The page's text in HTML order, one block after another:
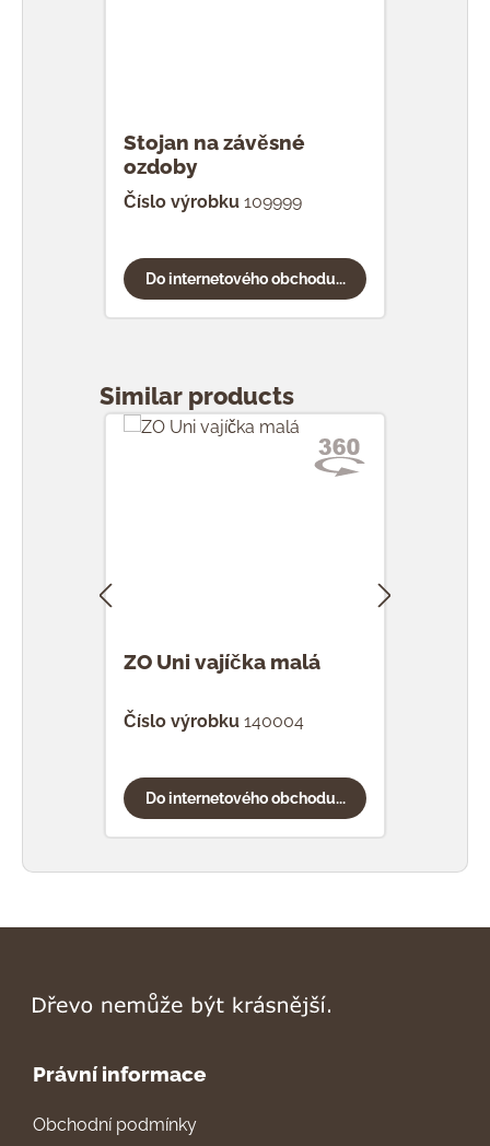
Stojan na závěsné
ozdoby
Číslo výrobku 109999
Do internetového obchodu...
Similar products
ZO Uni vajíčka malá
Číslo výrobku 140004
Do internetového obchodu...
Právní informace
Obchodní podmínky